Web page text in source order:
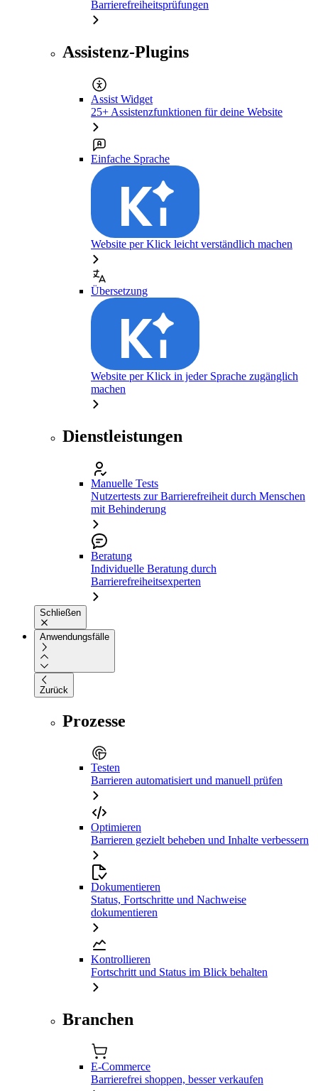
Barrierefreiheitsprüfungen
Assistenz-Plugins
Assist Widget
25+ Assistenzfunktionen für deine Website
Einfache Sprache
Website per Klick leicht verständlich machen
Übersetzung
Website per Klick in jeder Sprache zugänglich
machen
Dienstleistungen
Manuelle Tests
Nutzertests zur Barrierefreiheit durch Menschen
mit Behinderung
Beratung
Individuelle Beratung durch
Barrierefreiheitsexperten
Schließen
Anwendungsfälle
Zurück
Prozesse
Testen
Barrieren automatisiert und manuell prüfen
Optimieren
Barrieren gezielt beheben und Inhalte verbessern
Dokumentieren
Status, Fortschritte und Nachweise
dokumentieren
Kontrollieren
Fortschritt und Status im Blick behalten
Branchen
E-Commerce
Barrierefrei shoppen, besser verkaufen